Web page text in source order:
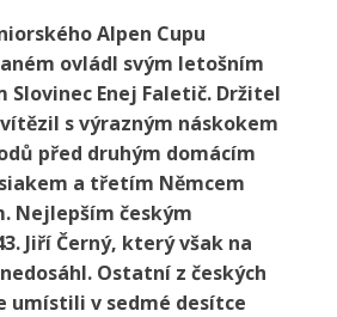
Alpen Cupu
ovládl svým letošním
Enej Faletič. Držitel
s výrazným náskokem
před druhým domácím
a třetím Němcem
Nejlepším českým
Jiří Černý, který však na
Ostatní z českých
umístili v sedmé desítce